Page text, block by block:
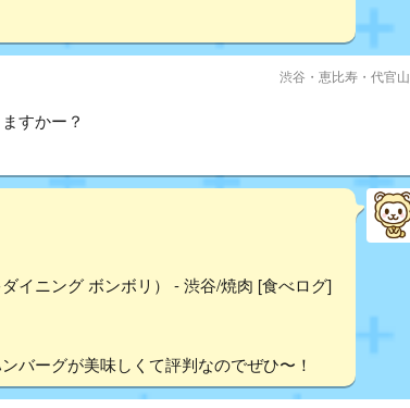
渋谷・恵比寿・代官山
すかー？
イニング ボンボリ） - 渋谷/焼肉 [食べログ]
バーグが美味しくて評判なのでぜひ〜！